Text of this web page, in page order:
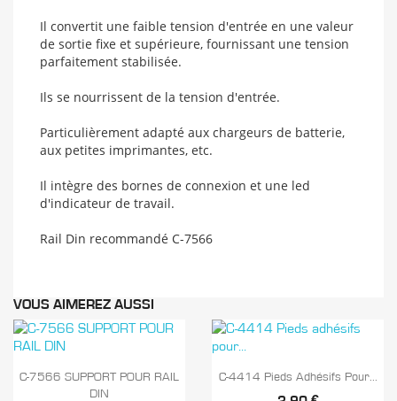
Il convertit une faible tension d'entrée en une valeur
de sortie fixe et supérieure, fournissant une tension
parfaitement stabilisée.
Ils se nourrissent de la tension d'entrée.
Particulièrement adapté aux chargeurs de batterie,
aux petites imprimantes, etc.
Il intègre des bornes de connexion et une led
d'indicateur de travail.
Rail Din recommandé C-7566
VOUS AIMEREZ AUSSI
Aperçu rapide
C-7566 SUPPORT POUR RAIL
DIN
Aperçu rapide
C-4414 Pieds Adhésifs Pour...